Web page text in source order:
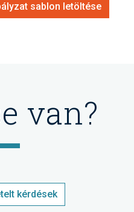
sablon letöltése
van?
kérdések